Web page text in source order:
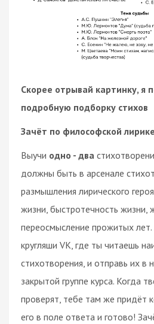
Скорее отрывай картинку, я
подробную подборку стихов
Зачёт по философской
Выучи одно - два
должны быть в арсенале
размышления лирического
жизни, быстротечность жизни,
переосмысление прожитых
кругляши VK, где ты читаешь
стихотворения, и отправь их в
закрытой группе курса. Когда
проверят, тебе там же придёт
его в поле ответа и готово!